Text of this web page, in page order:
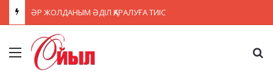
ӘР ЖОЛДАНЫМ ӘДІЛ ҚАРАЛУҒА ТИІС
Menu